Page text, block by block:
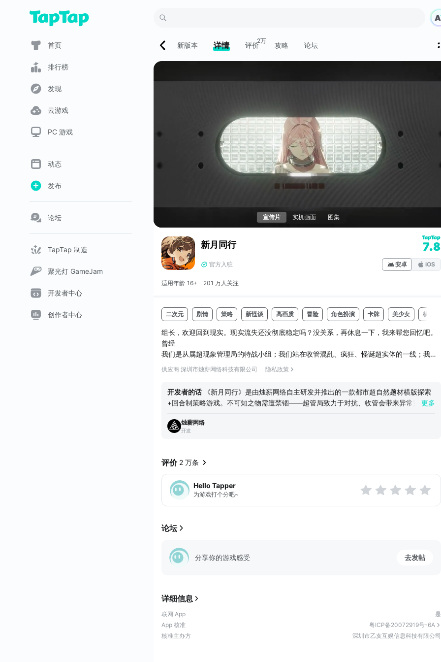
首页
排行榜
发现
云游戏
PC 游戏
动态
发布
论坛
TapTap 制造
聚光灯 GameJam
开发者中心
创作者中心
新版本 详情 评价
2万
攻略 论坛
宣传片 实机画面 图集
新月同行 7.8
官方入驻 安卓 iOS
适用年龄 16+ 201 万人 关注
二次元 剧情 策略 新怪谈 高画质 冒险 角色扮演 卡牌 美少女 横版
组长，欢迎回到现实。现实流失还没彻底稳定吗？没关系，再休息一下，我来帮您回忆吧。
曾经
我们是从属超现象管理局的特战小组；我们站在收管混乱、疯狂、怪诞超实体的一线；我们
以刀锋为名，自称——橙刀锋。
基地，与蘑菇帮派和地铁幽影为邻，成立了独立的同行组织；我们成为了——新月。
未来
我们会在什么地方，卷入多么庞大的阴谋？与怎样奇异的规则、扭曲的生物和美味的暴走柠
檬茶作战呢？我完全不知道,但相当期待！因为我相信着您。...
供应商 深圳市烛薪网络科技有限公司 隐私政策
开发者的话
《新月同行》是由烛薪网络自主研发并推出的一款都市超自然题材横版探索
+回合制策略游戏。不可知之物需遭禁锢——超管局致力于对抗、收管会带来异常灾害的
同伴的协助下，你在沿海都市南廷的街头巷尾探寻。在势力纠葛之中，现实与异常之
间，你将找寻记忆、对抗超实体，带领同伴破开前行的路。
更多
烛薪网络
开发
评价 2 万条
Hello Tapper
为游戏打个分吧~
论坛
分享你的游戏感受 去发帖
详细信息
联网 App
是
App 核准
粤ICP备20072919号-6A
核准主办方
深圳市乙亥互娱信息科技有限公司